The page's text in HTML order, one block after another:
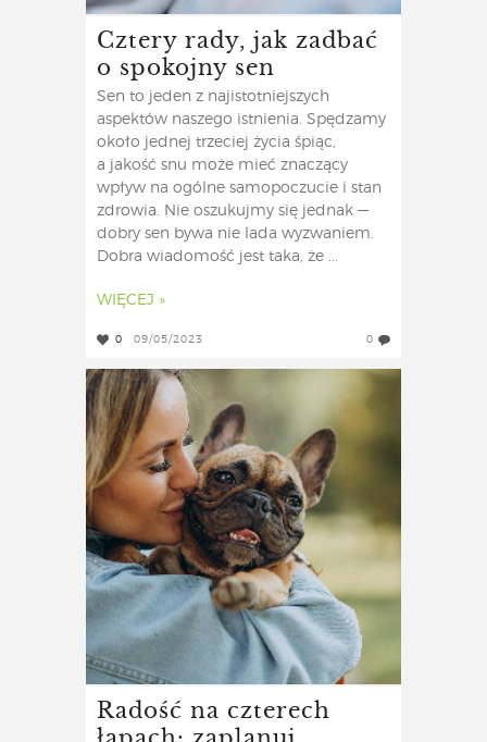
Cztery rady, jak zadbać
o spokojny sen
Sen to jeden z najistotniejszych
aspektów naszego istnienia. Spędzamy
około jednej trzeciej życia śpiąc,
a jakość snu może mieć znaczący
wpływ na ogólne samopoczucie i stan
zdrowia. Nie oszukujmy się jednak —
dobry sen bywa nie lada wyzwaniem.
Dobra wiadomość jest taka, że ...
WIĘCEJ »
0 09/05/2023 0
Radość na czterech